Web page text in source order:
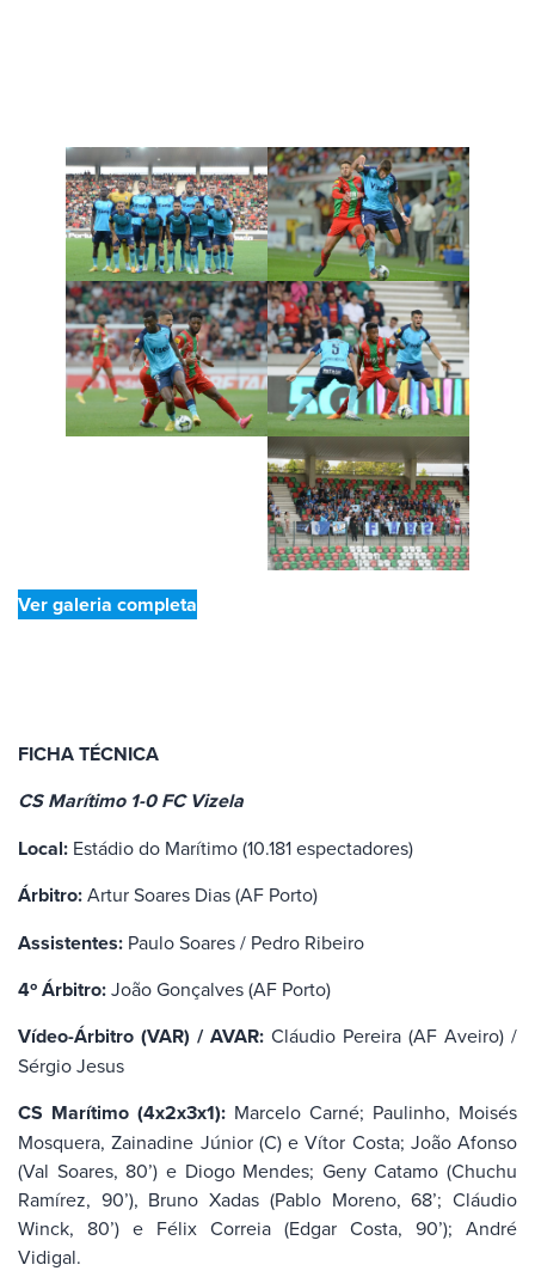
Ver galeria completa
FICHA TÉCNICA
CS Marítimo 1-0 FC Vizela
Local: Estádio do Marítimo (10.181 espectadores)
Árbitro:Artur Soares Dias (AF Porto)
Assistentes: Paulo Soares / Pedro Ribeiro
4º Árbitro:João Gonçalves (AF Porto)
Vídeo-Árbitro (VAR) / AVAR: Cláudio Pereira (AF Aveiro) /
Sérgio Jesus
CS Marítimo (4x2x3x1): Marcelo Carné; Paulinho, Moisés
Mosquera, Zainadine Júnior (C) e Vítor Costa; João Afonso
(Val Soares, 80’) e Diogo Mendes; Geny Catamo (Chuchu
Ramírez, 90’), Bruno Xadas (Pablo Moreno, 68’; Cláudio
Winck, 80’) e Félix Correia (Edgar Costa, 90’); André
Vidigal.